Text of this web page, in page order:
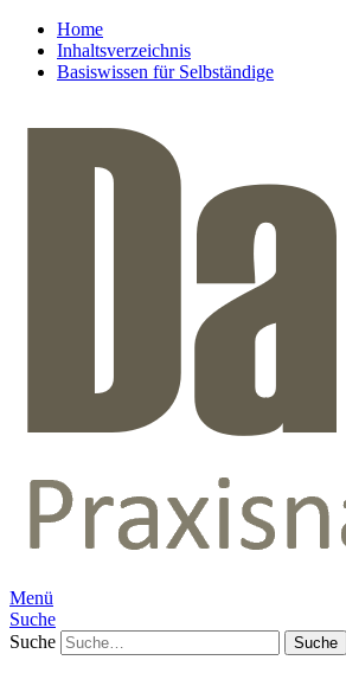
Home
Inhaltsverzeichnis
Basiswissen für Selbständige
Menü
Suche
Suche